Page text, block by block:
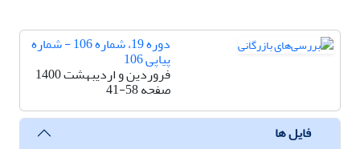
دوره 19، شماره 106 - شماره
پیاپی 106
فروردین و اردیبهشت 1400
صفحه41-58
فایل ها